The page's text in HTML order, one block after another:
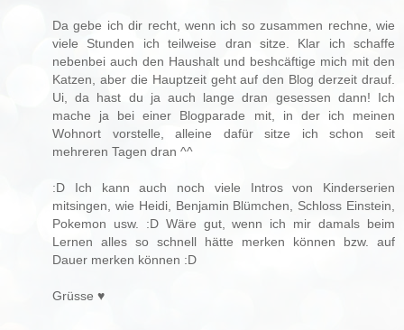
Da gebe ich dir recht, wenn ich so zusammen rechne, wie
viele Stunden ich teilweise dran sitze. Klar ich schaffe
nebenbei auch den Haushalt und beshcäftige mich mit den
Katzen, aber die Hauptzeit geht auf den Blog derzeit drauf.
Ui, da hast du ja auch lange dran gesessen dann! Ich
mache ja bei einer Blogparade mit, in der ich meinen
Wohnort vorstelle, alleine dafür sitze ich schon seit
mehreren Tagen dran ^^
:D Ich kann auch noch viele Intros von Kinderserien
mitsingen, wie Heidi, Benjamin Blümchen, Schloss Einstein,
Pokemon usw. :D Wäre gut, wenn ich mir damals beim
Lernen alles so schnell hätte merken können bzw. auf
Dauer merken können :D
Grüsse ♥